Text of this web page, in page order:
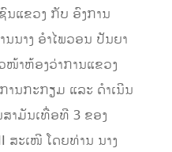
ນແຂວງ ກັບ ອົງການ
ນາງ ອໍາໄພວອນ ປັນຍາ
າຫ້ອງວ່າການແຂວງ
ານກະກຽມ ແລະ ດຳເນີນ
າມັນເທື່ອທີ 3 ຂອງ
ສະເໜີ ໂດຍທ່ານ ນາງ